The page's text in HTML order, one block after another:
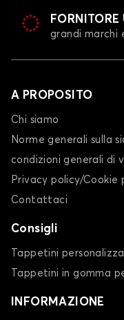
grandi marchi
A PROPOSITO
Chi siamo
Norme generali sulla
condizioni generali di
Privacy policy/Cookie
Contattaci
Consigli
Tappetini
Tappetini in gomma
INFORMAZIONE